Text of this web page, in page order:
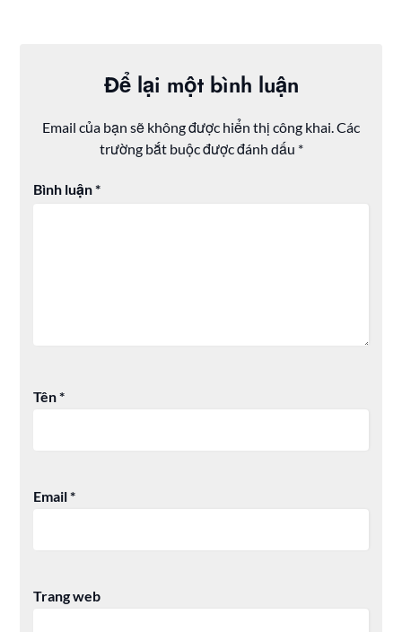
Để lại một bình luận
Email của bạn sẽ không được hiển thị công khai.Các
trường bắt buộc được đánh dấu *
Bình luận*
Tên*
Email*
Trang web